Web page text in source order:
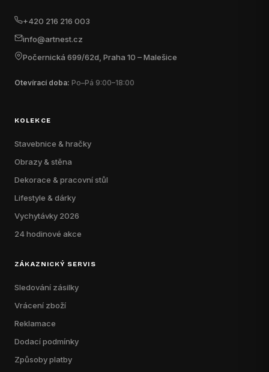
+420 216 216 003
info@artnest.cz
Počernická 699/62d, Praha 10 – Malešice
Otevírací doba: Po–Pá 9:00–18:00
KOLEKCE
Stavebnice & hračky
Obrazy & stěna
Dekorace & pracovní stůl
Lifestyle & dárky
Vychytávky 2026
24 hodinové akce
ZÁKAZNICKÝ SERVIS
Sledování zásilky
Vrácení zboží
Reklamace
Dodací podmínky
Způsoby platby